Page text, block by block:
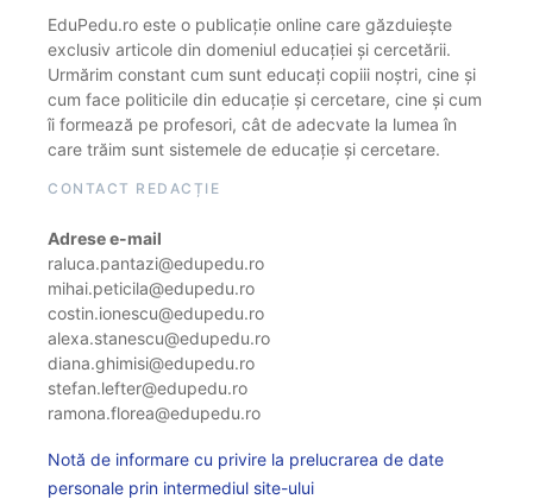
EduPedu.ro este o publicație online care găzduiește
exclusiv articole din domeniul educației și cercetării.
Urmărim constant cum sunt educați copiii noștri, cine și
cum face politicile din educație și cercetare, cine și cum
îi formează pe profesori, cât de adecvate la lumea în
care trăim sunt sistemele de educație și cercetare.
CONTACT REDACȚIE
Adrese e-mail
raluca.pantazi@edupedu.ro
mihai.peticila@edupedu.ro
costin.ionescu@edupedu.ro
alexa.stanescu@edupedu.ro
diana.ghimisi@edupedu.ro
stefan.lefter@edupedu.ro
ramona.florea@edupedu.ro
Notă de informare cu privire la prelucrarea de date
personale prin intermediul site-ului